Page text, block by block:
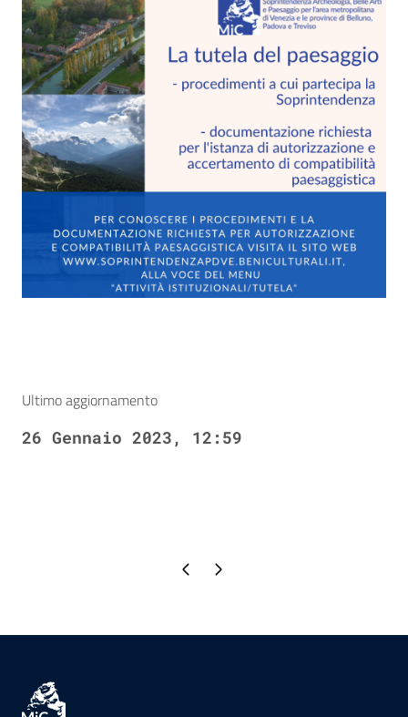
Ultimo aggiornamento
26 Gennaio 2023, 12:59
Pagina precedente
Pagina successiva